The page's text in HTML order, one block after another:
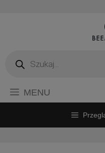
produktów
MENU